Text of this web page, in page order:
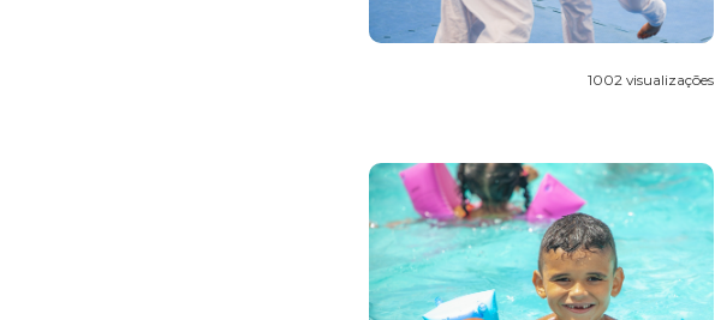
1002 visualizações